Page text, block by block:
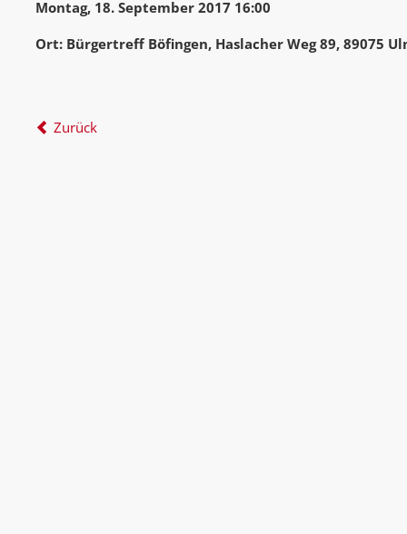
Montag, 18. September 2017 16:00
Ort: Bürgertreff Böfingen, Haslacher Weg 89, 89075
Zurück